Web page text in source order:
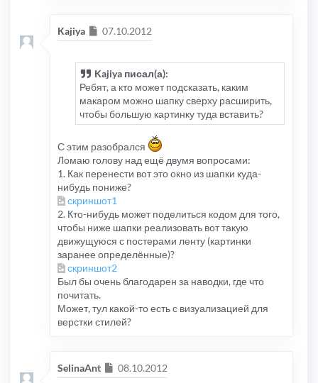
Kajiya Сообщение
07.10.2012
Kajiya писал(а):
Ребят, а кто может подсказать, каким
макаром можно шапку сверху расширить,
чтобы большую картинку туда вставить?
С этим разобрался
Ломаю голову над ещё двумя вопросами:
1. Как перенести вот это окно из шапки куда-
нибудь пониже?
скриншот1
2. Кто-нибудь может поделиться кодом для того,
чтобы ниже шапки реализовать вот такую
движущуюся с постерами ленту (картинки
заранее определённые)?
скриншот2
Был бы очень благодарен за наводки, где что
почитать.
Может, тул какой-то есть с визуализацией для
верстки стилей?
SelinaAnt Сообщение
08.10.2012